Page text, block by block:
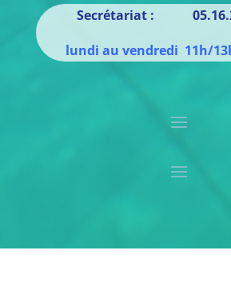
Secrétariat :
lundi au vendredi 11h/